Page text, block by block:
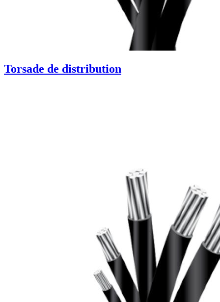
Torsade de distribution